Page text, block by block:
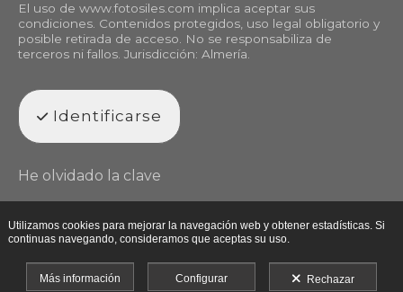
El uso de www.fotosiles.com implica aceptar sus
condiciones. Contenidos protegidos, uso legal obligatorio y
posible retirada de acceso. No se responsabiliza de
terceros ni fallos. Jurisdicción: Almería.
Identificarse
He olvidado la clave
Utilizamos cookies para mejorar la navegación web y obtener estadísticas. Si
continuas navegando, consideramos que aceptas su uso.
Más información Configurar Rechazar